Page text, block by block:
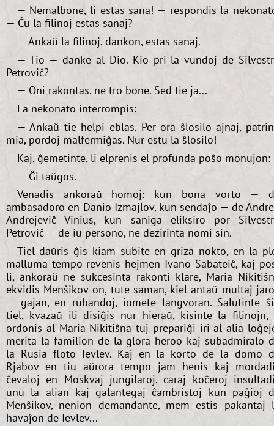
— Nemalbone, li estas sana! — respondis la
— Ĉu la filinoj estas sanaj?
— Ankaŭ la filinoj, dankon, estas sanaj.
— Tio — danke al Dio. Kio pri la vundoj de
Petroviĉ?
— Oni rakontas, ne tro bone. Sed tie ja...
La nekonato interrompis:
— Ankaŭ tie helpi eblas. Per ora ŝlosilo ajnaj,
mia, pordoj malfermiĝas. Nur estu la ŝlosilo!
Kaj, ĝemetinte, li elprenis el profunda poŝo monujon:
— Ĝi taŭgos.
Venadis ankoraŭ homoj: kun bona vorto —
ambasadoro en Danio Izmajlov, kun sendaĵo — de
Andrejeviĉ Vinius, kun saniga eliksiro por
Petroviĉ — de iu persono, ne dezirinta nomi sin.
Tiel daŭris ĝis kiam subite en griza nokto, en la
malluma tempo revenis hejmen Ivano Sabateiĉ, kaj
li, ankoraŭ ne sukcesinta rakonti klare, Maria
ekvidis Menŝikov-on, tute saman, kiel antaŭ multaj
— gajan, en rubandoj, iomete langvoran. Salutinte
tiel, kvazaŭ ili disiĝis nur hieraŭ, kisinte la filinojn,
ordonis al Maria Nikitiŝna tuj prepariĝi iri al alia
merita la familion de la glora heroo kaj subadmiralo
la Rusia floto Ievlev. Kaj en la korto de la domo
Rjabov en tiu aŭrora tempo jam henis kaj
ĉevaloj en Moskvaj jungilaroj, caraj koĉeroj
unu la alian kaj galantegaj ĉambristoj kun paĝioj
Menŝikov, nenion demandante, mem estis pakantaj
havaĵon de Ievlev...